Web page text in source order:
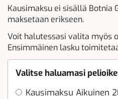
Kausimaksu ei sisällä Botnia
maksetaan erikseen.
Voit halutessasi valita myös
Ensimmäinen lasku
Valitse haluamasi
Kausimaksu Aikuinen